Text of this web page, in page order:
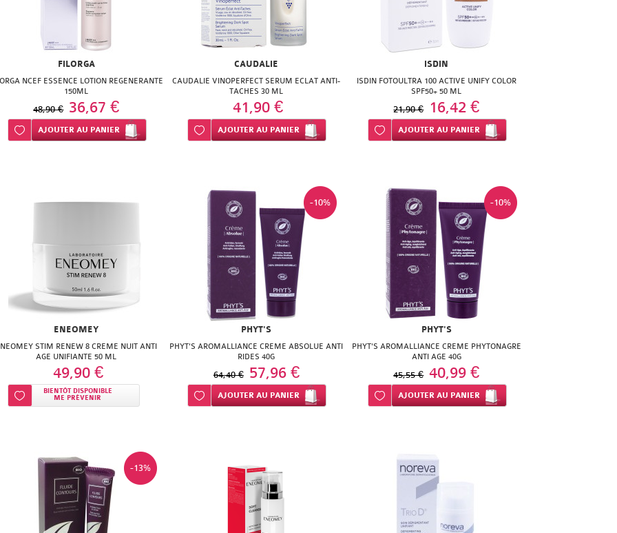
FILORGA
NCEF ESSENCE LOTION REGENERANTE
150ML
48,90 € 36,67 €
Ajouter à ma liste d’envie
AJOUTER AU PANIER
CAUDALIE
CAUDALIE VINOPERFECT SERUM ECLAT ANTI-
TACHES 30 ML
41,90 €
Ajouter à ma liste d’envie
AJOUTERAU PANIER
ISDIN
ISDIN FOTOULTRA 100 ACTIVE UNIFY COLOR
SPF50+ 50 ML
21,90 € 16,42 €
Ajouter à ma liste d’envie
AJOUTER AU PANIER
ENEOMEY
STIM RENEW 8 CREME NUIT ANTI
AGE UNIFIANTE 50 ML
49,90 €
Ajouter à ma liste d’envie
BIENTÔT DISPONIBLE
ME PRÉVENIR
-10%
PHYT'S
PHYT'S AROMALLIANCE CREME ABSOLUE ANTI
RIDES 40G
64,40 € 57,96 €
Ajouter à ma liste d’envie
AJOUTERAU PANIER
-10%
PHYT'S
PHYT'S AROMALLIANCE CREME PHYTONAGRE
ANTI AGE 40G
45,55 € 40,99 €
Ajouter à ma liste d’envie
AJOUTER AU PANIER
-13%